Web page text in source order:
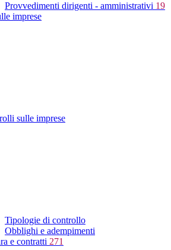
Provvedimenti dirigenti - amministrativi 19
imprese
sulle imprese
Tipologie di controllo
Obblighi e adempimenti
e contratti 271